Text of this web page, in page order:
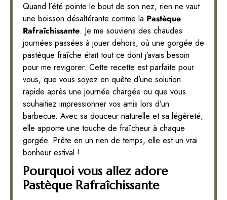
Quand l’été pointe le bout de son nez, rien ne vaut
une boisson désaltérante comme la Pastèque
Rafraîchissante. Je me souviens des chaudes
journées passées à jouer dehors, où une gorgée de
pastèque fraîche était tout ce dont j’avais besoin
pour me revigorer. Cette recette est parfaite pour
vous, que vous soyez en quête d’une solution
rapide après une journée chargée ou que vous
souhaitiez impressionner vos amis lors d’un
barbecue. Avec sa douceur naturelle et sa légèreté,
elle apporte une touche de fraîcheur à chaque
gorgée. Prête en un rien de temps, elle est un vrai
bonheur estival !
Pourquoi vous allez adore
Pastèque Rafraîchissante